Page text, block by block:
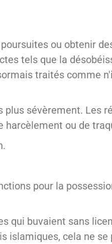
ou obtenir
tels que la
traités comme
plus sévèrement. Les
harcèlement ou de
pour la
qui buvaient sans
islamiques, cela ne se